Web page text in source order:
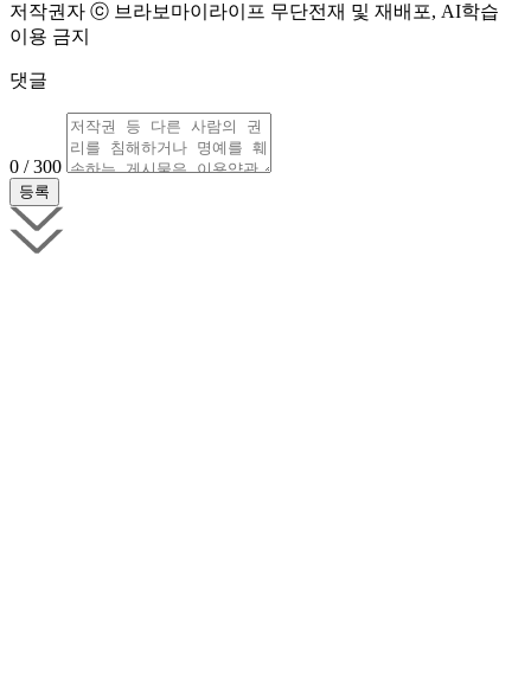
저작권자 ⓒ 브라보마이라이프 무단전재 및 재배포, AI학습
이용 금지
댓글
0 / 300